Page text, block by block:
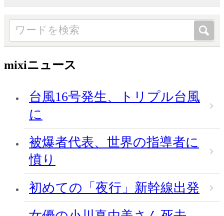
mixiニュース
台風16号発生、トリプル台風
に
被爆者代表、世界の指導者に
憤り
初めての「夜行」新幹線出発